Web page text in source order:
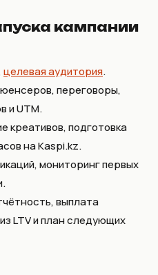
кампании
целевая аудитория.
переговоры,
и UTM.
креативов, подготовка
на Kaspi.kz.
мониторинг первых
выплата
LTV и план следующих